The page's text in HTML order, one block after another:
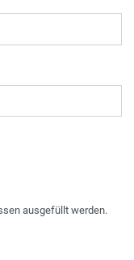
ausgefüllt werden.